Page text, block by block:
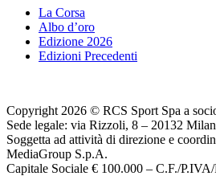
La Corsa
Albo d’oro
Edizione 2026
Edizioni Precedenti
Copyright 2026 © RCS Sport Spa a
Sede legale: via Rizzoli, 8 – 20132
Soggetta ad attività di direzione e
MediaGroup S.p.A.
Capitale Sociale € 100.000 – C.F./